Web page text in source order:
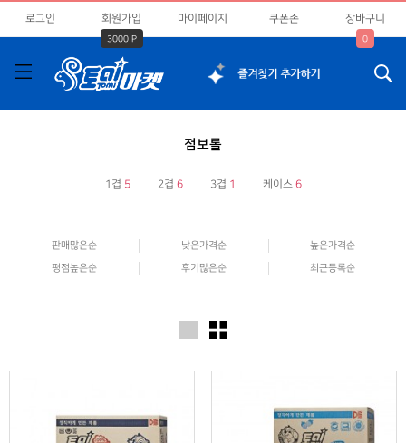
로그인 회원가입
3000 P
마이페이지 쿠폰존 장바구니
0
점보롤
1겹 5 2겹 6 3겹 1 케이스 6
판매많은순 낮은가격순 높은가격순
평점높은순 후기많은순 최근등록순